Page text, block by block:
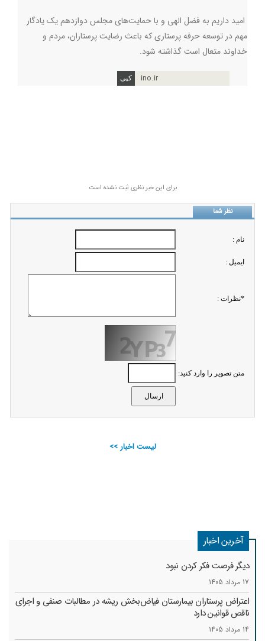
امید داریم به فضل الهی و با حمایت‌های مجلس دوازدهم یک یادگار
مهم در توسعه حرفه پرستاری که باعث رضایت پرستاران، مردم و
خداوند متعال است گذاشته شود.
ino.ir
برای این خبر نظری ثبت نشده است
نظر شما
نام :
ايميل :
*نظرات :
متن تصویر را وارد کنید:
لیست اخبار >>
آخرین اخبار
دیگر فرصت فکر کردن نبود
17 مرداد 1405
اعتراض پرستاران بیمارستان فیاض‌بخش ریشه در مطالبات صنفی و اجرای
ناقص قوانین دارد
14 مرداد 1405